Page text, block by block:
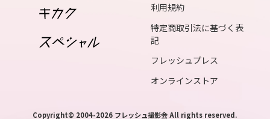
tue
利用規約
特定商取引法に基づく表
記
フレッシュプレス
オンラインストア
Copyright© 2004-2026 フレッシュ撮影会 All rights reserved.